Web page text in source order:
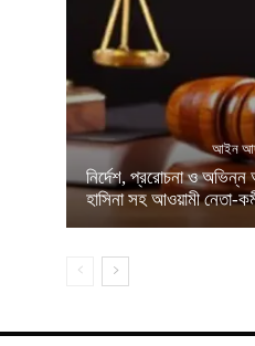
আইন
নির্দেশ, প্ররোচনা ও
হাসিনা সহ আওয়ামী নেতা-